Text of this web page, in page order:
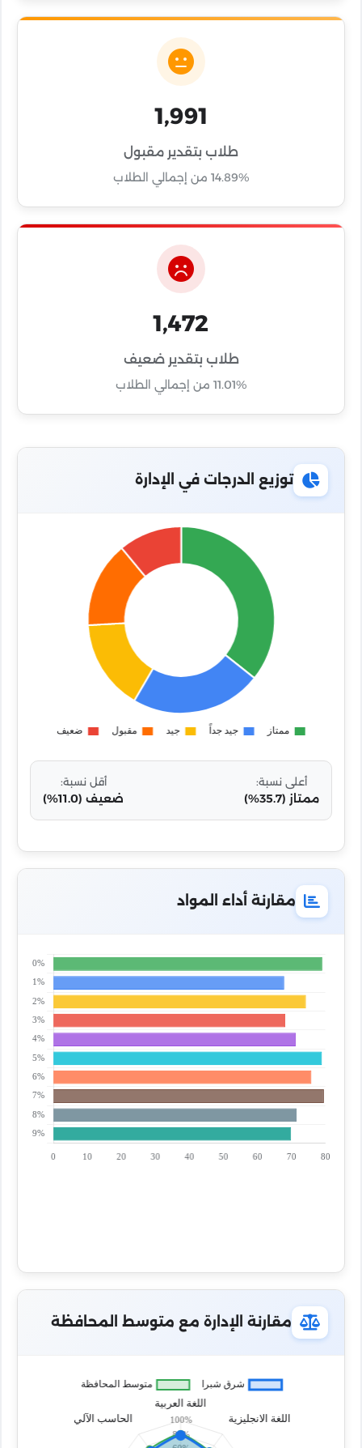
1,991
طلاب بتقدير مقبول
14.89% من إجمالي الطلاب
1,472
طلاب بتقدير ضعيف
11.01% من إجمالي الطلاب
توزيع الدرجات في الإدارة
أعلى نسبة:
ممتاز (35.7%)
أقل نسبة:
ضعيف (11.0%)
مقارنة أداء المواد
مقارنة الإدارة مع متوسط المحافظة